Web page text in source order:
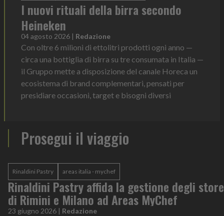
I nuovi rituali della birra secondo
Heineken
04 agosto 2026 | Redazione
Con oltre 6 milioni di ettolitri prodotti ogni anno —
circa una bottiglia di birra su tre consumata in Italia —
il Gruppo mette a disposizione del canale Horeca un
ecosistema di brand complementari, pensati per
presidiare occasioni, target e bisogni diversi
Prosegui il viaggio
Rinaldini Pastry areas italia - mychef
Rinaldini Pastry affida la gestione degli store
di Rimini e Milano ad Areas MyChef
23 giugno 2026 | Redazione